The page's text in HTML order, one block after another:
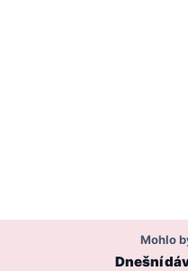
Mohlo
Dnešní